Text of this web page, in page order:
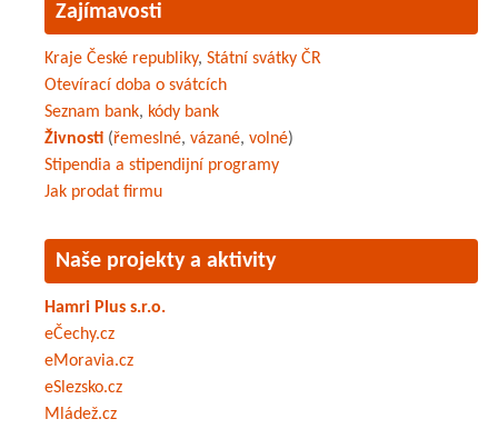
Zajímavosti
Kraje České republiky, Státní svátky ČR
Otevírací doba o svátcích
Seznam bank, kódy bank
Živnosti (řemeslné, vázané, volné)
Stipendia a stipendijní programy
Jak prodat firmu
Naše projekty a aktivity
Hamri Plus s.r.o.
eČechy.cz
eMoravia.cz
eSlezsko.cz
Mládež.cz